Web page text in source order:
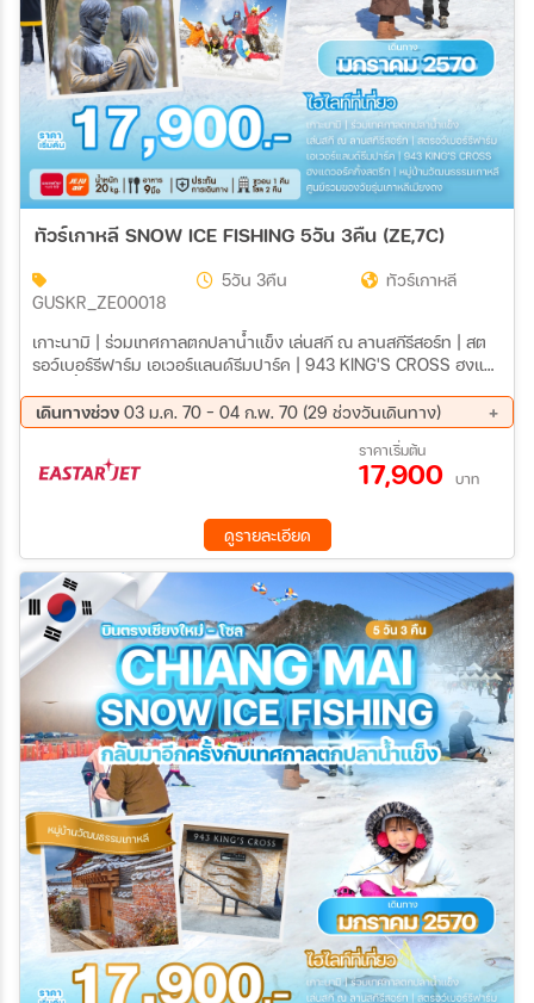
ทัวร์เกาหลี SNOW ICE FISHING 5วัน 3คืน (ZE,7C)
GUSKR_ZE00018
5วัน 3คืน ทัวร์เกาหลี
เกาะนามิ | ร่วมเทศกาลตกปลาน้ำแข็ง เล่นสกี ณ ลานสกีรีสอร์ท | สต
รอว์เบอร์รีฟาร์ม เอเวอร์แลนด์รีมปาร์ค | 943 KING'S CROSS ฮงแด
เมียงดง
เดินทางช่วง 03 ม.ค. 70 - 04 ก.พ. 70 (29 ช่วงวันเดินทาง)
04 ม.ค. 70 - 08 ม.ค. 70
05 ม.ค. 70 - 09 ม.ค. 70
06 ม.ค. 70 - 10 ม.ค. 70
08 ม.ค. 70 - 12 ม.ค. 70
10 ม.ค. 70 - 14 ม.ค. 70
12 ม.ค. 70 - 16 ม.ค. 70
13 ม.ค. 70 - 17 ม.ค. 70
14 ม.ค. 70 - 18 ม.ค. 70
15 ม.ค. 70 - 19 ม.ค. 70
16 ม.ค. 70 - 20 ม.ค. 70
17 ม.ค. 70 - 21 ม.ค. 70
18 ม.ค. 70 - 22 ม.ค. 70
19 ม.ค. 70 - 23 ม.ค. 70
20 ม.ค. 70 - 24 ม.ค. 70
21 ม.ค. 70 - 25 ม.ค. 70
22 ม.ค. 70 - 26 ม.ค. 70
23 ม.ค. 70 - 27 ม.ค. 70
24 ม.ค. 70 - 28 ม.ค. 70
25 ม.ค. 70 - 29 ม.ค. 70
26 ม.ค. 70 - 30 ม.ค. 70
27 ม.ค. 70 - 31 ม.ค. 70
28 ม.ค. 70 - 01 ก.พ. 70
29 ม.ค. 70 - 02 ก.พ. 70
30 ม.ค. 70 - 03 ก.พ. 70
31 ม.ค. 70 - 04 ก.พ. 70
ราคาเริ่มต้น
17,900 บาท
ดูรายละเอียด